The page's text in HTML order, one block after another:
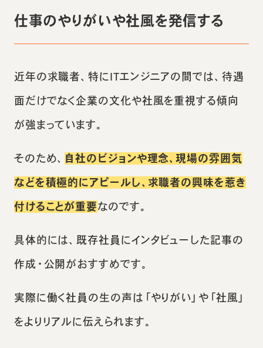
仕事のやりがいや社風を発信する
近年の求職者、特にITエンジニアの間では、待遇
面だけでなく企業の文化や社風を重視する傾向
が強まっています。
そのため、 自社のビジョンや理念、現場の雰囲気
などを積極的にアピールし、求職者の興味を惹き
付けることが重要なのです。
具体的には、既存社員にインタビューした記事の
作成・公開がおすすめです。
実際に働く社員の生の声は「やりがい」や「社風」
をよりリアルに伝えられます。